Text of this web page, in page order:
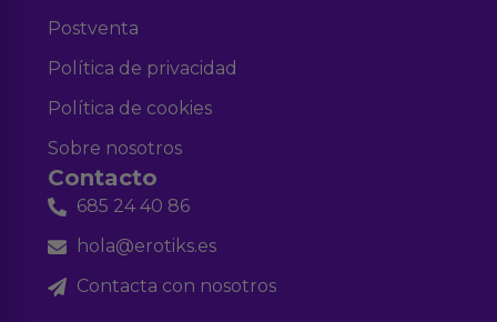
Postventa
Política de privacidad
Política de cookies
Sobre nosotros
Contacto
685 24 40 86
hola@erotiks.es
Contacta con nosotros